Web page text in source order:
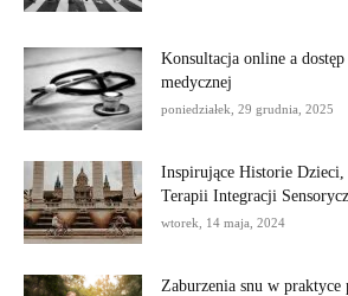
Konsultacja online a
medycznej
poniedziałek, 29 grudnia, 2025
Inspirujące Historie Dzieci,
Terapii Integracji
wtorek, 14 maja, 2024
Zaburzenia snu w praktyce